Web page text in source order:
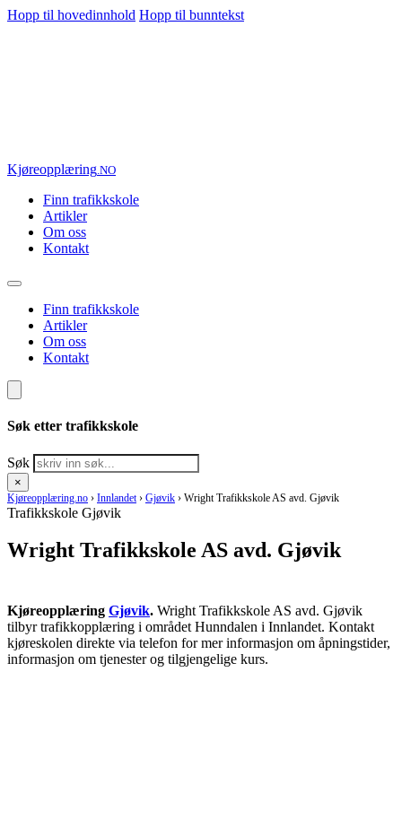
Hopp til hovedinnhold Hopp til bunntekst
Kjøreopplæring.NO
Finn trafikkskole
Artikler
Om oss
Kontakt
Finn trafikkskole
Artikler
Om oss
Kontakt
Søk etter trafikkskole
Søk
×
Kjøreopplæring.no › Innlandet › Gjøvik › Wright Trafikkskole AS avd. Gjøvik
Trafikkskole Gjøvik
Wright Trafikkskole AS avd. Gjøvik
Kjøreopplæring Gjøvik. Wright Trafikkskole AS avd. Gjøvik
tilbyr trafikkopplæring i området Hunndalen i Innlandet. Kontakt
kjøreskolen direkte via telefon for mer informasjon om åpningstider,
informasjon om tjenester og tilgjengelige kurs.